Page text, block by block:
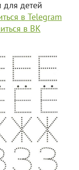
для детей
в Telegram
в ВК